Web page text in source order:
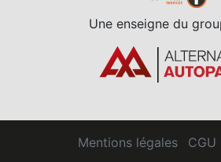
Une enseigne du
Mentions légales CGU